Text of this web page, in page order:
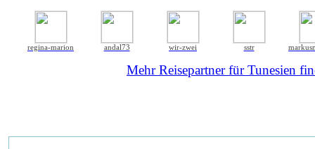
regina-marion andal73 wir-zwei sstr
Mehr Reisepartner für Tunesien